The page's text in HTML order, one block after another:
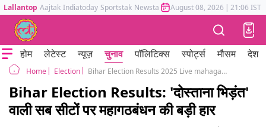
Lallantop Aajtak Indiatoday Sportstak Newstak Mumbai Tak Astrotak
August 08, 2026 | 21:06 IST
होम लेटेस्ट न्यूज़ चुनाव पॉलिटिक्स स्पोर्ट्स मौसम देश
Home Election Bihar Election Results 2025 Live mahagathbandhan trailing in friendly fight seats
Bihar Election Results: 'दोस्ताना भिड़ंत'
वाली सब सीटों पर महागठबंधन की बड़ी हार